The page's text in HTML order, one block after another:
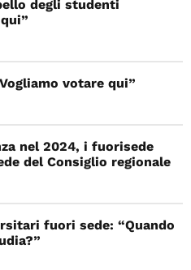
degli studenti
votare qui”
nel 2024, i fuorisede
del Consiglio regionale
fuori sede: “Quando